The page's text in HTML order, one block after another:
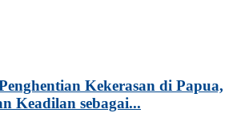
Kekerasan di Papua,
Keadilan sebagai...